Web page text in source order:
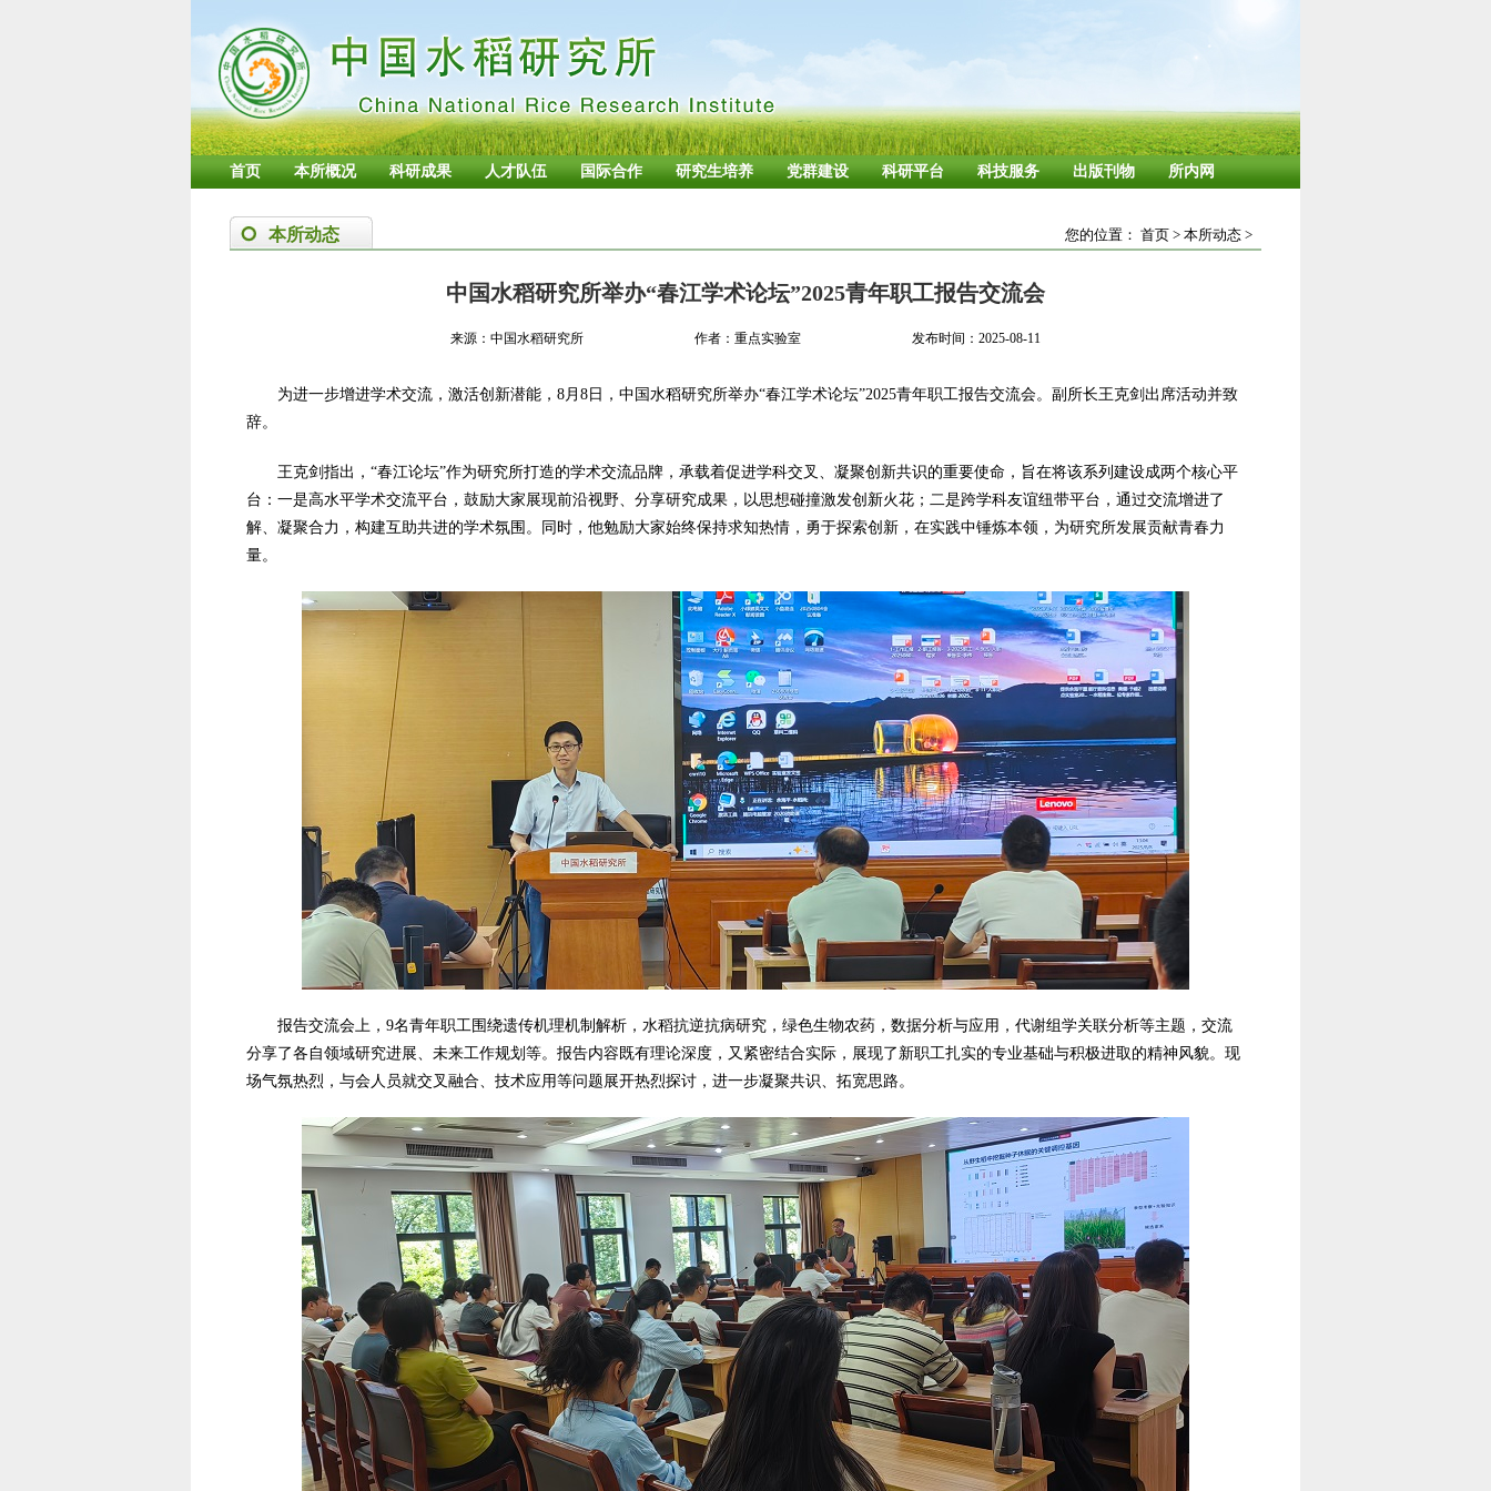
首页 本所概况 科研成果 人才队伍 国际合作 研究生培养 党群建设 科研平台 科技服务 出版刊物 所内网
本所动态 您的位置： 首页 > 本所动态 >
中国水稻研究所举办“春江学术论坛”2025青年职工报告交流会
来源：中国水稻研究所 作者：重点实验室 发布时间：2025-08-11
为进一步增进学术交流，激活创新潜能，8月8日，中国水稻研究所举办“春江学术论坛”2025青年职工报告交流会。副所长王克剑出席活动并致
辞。
王克剑指出，“春江论坛”作为研究所打造的学术交流品牌，承载着促进学科交叉、凝聚创新共识的重要使命，旨在将该系列建设成两个核心平
台：一是高水平学术交流平台，鼓励大家展现前沿视野、分享研究成果，以思想碰撞激发创新火花；二是跨学科友谊纽带平台，通过交流增进了
解、凝聚合力，构建互助共进的学术氛围。同时，他勉励大家始终保持求知热情，勇于探索创新，在实践中锤炼本领，为研究所发展贡献青春力
量。
报告交流会上，9名青年职工围绕遗传机理机制解析，水稻抗逆抗病研究，绿色生物农药，数据分析与应用，代谢组学关联分析等主题，交流
分享了各自领域研究进展、未来工作规划等。报告内容既有理论深度，又紧密结合实际，展现了新职工扎实的专业基础与积极进取的精神风貌。现
场气氛热烈，与会人员就交叉融合、技术应用等问题展开热烈探讨，进一步凝聚共识、拓宽思路。